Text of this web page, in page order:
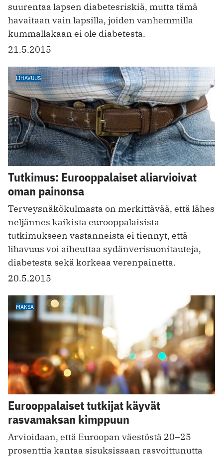
suurentaa lapsen diabetesriskiä, mutta tämä
havaitaan vain lapsilla, joiden vanhemmilla
kummallakaan ei ole diabetesta.
21.5.2015
LIHAVUUS
Tutkimus: Eurooppalaiset aliarvioivat
oman painonsa
Terveysnäkökulmasta on merkittävää, että lähes
neljännes kaikista eurooppalaisista
tutkimukseen vastanneista ei tiennyt, että
lihavuus voi aiheuttaa sydänverisuonitauteja,
diabetesta sekä korkeaa verenpainetta.
20.5.2015
MAKSA
Eurooppalaiset tutkijat käyvät
rasvamaksan kimppuun
Arvioidaan, että Euroopan väestöstä 20–25
prosenttia kantaa sisuksissaan rasvoittunutta